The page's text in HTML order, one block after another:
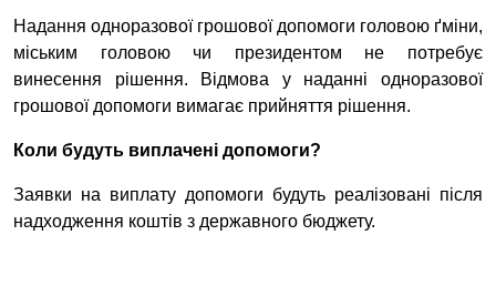
Надання одноразової грошової допомоги головою ґміни,
міським головою чи президентом не потребує
винесення рішення. Відмова у наданні одноразової
грошової допомоги вимагає прийняття рішення.
Коли будуть виплачені допомоги?
Заявки на виплату допомоги будуть реалізовані після
надходження коштів з державного бюджету.